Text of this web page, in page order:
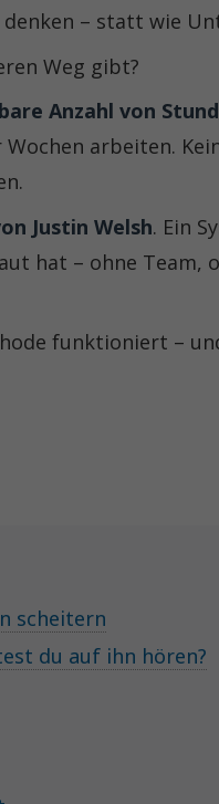
– statt wie
Weg gibt?
Anzahl von
arbeiten.
Justin Welsh. Ein
hat – ohne Team,
funktioniert –
scheitern
du auf ihn hören?